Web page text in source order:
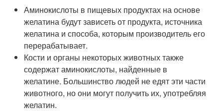
Аминокислоты в пищевых продуктах на основе
желатина будут зависеть от продукта, источника
желатина и способа, которым производитель его
перерабатывает.
Кости и органы некоторых животных также
содержат аминокислоты, найденные в
желатине. Большинство людей не едят эти части
животного, но они могут получить их, употребляя
желатин.